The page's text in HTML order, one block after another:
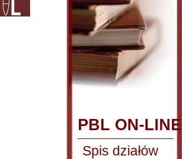
PBL ON-LINE
Spis działów